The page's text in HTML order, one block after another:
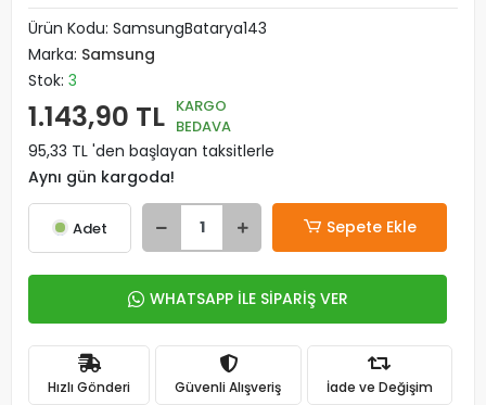
Ürün Kodu: SamsungBatarya143
Marka: Samsung
Stok: 3
1.143,90 TL KARGO
BEDAVA
95,33 TL 'den başlayan taksitlerle
Aynı gün kargoda!
Adet Sepete Ekle
WHATSAPP İLE SİPARİŞ VER
Hızlı Gönderi Güvenli Alışveriş İade ve Değişim